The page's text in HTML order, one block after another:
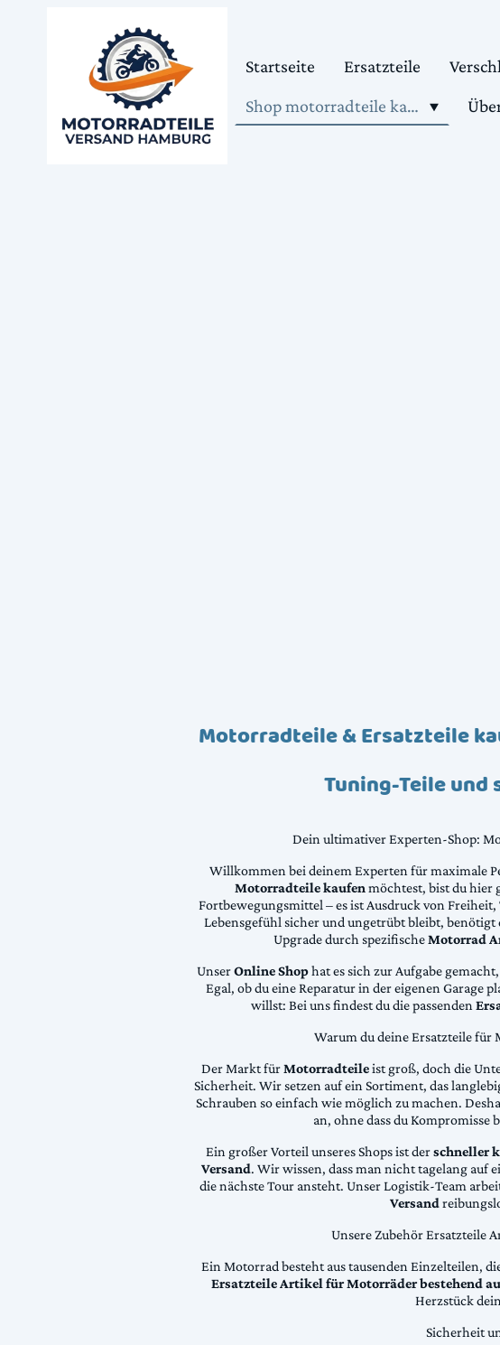
Startseite Ersatzteile
Shop motorradteile kaufen
Motorradteile & Ersatzteile
Tuning-Teile und
Dein ultimativer Experten-Shop:
Willkommen bei deinem Experten für maximale
Motorradteile kaufenmöchtest, bist du hier
Fortbewegungsmittel – es ist Ausdruck von
Lebensgefühl sicher und ungetrübt bleibt,
Upgrade durch spezifischeMotorrad
UnserOnline Shophat es sich zur Aufgabe
Egal, ob du eine Reparatur in der eigenen Garage
willst: Bei uns findest du die passenden
Warum du deine Ersatzteile für
Der Markt fürMotorradteileist groß, doch die
Sicherheit. Wir setzen auf ein Sortiment, das
Schrauben so einfach wie möglich zu machen.
an, ohne dass du Kompromisse
Ein großer Vorteil unseres Shops ist derschneller
Versand. Wir wissen, dass man nicht tagelang auf
die nächste Tour ansteht. Unser Logistik-Team
Versand
Unsere Zubehör Ersatzteile
Ein Motorrad besteht aus tausenden Einzelteilen,
Ersatzteile Artikel für Motorräder bestehend
Herzstück
Sicherheit